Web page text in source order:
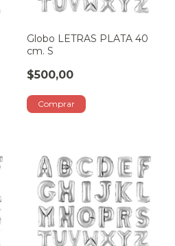
Globo LETRAS PLATA 40
cm. S
$500,00